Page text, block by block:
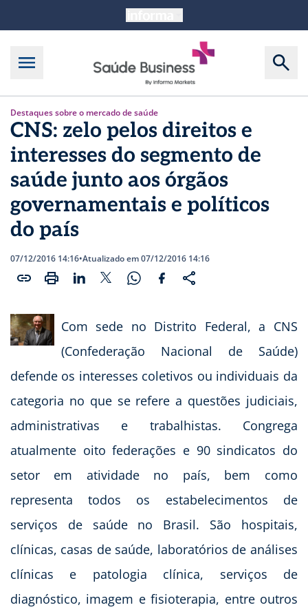
Destaques sobre o mercado de saúde
CNS: zelo pelos direitos e
interesses do segmento de
saúde junto aos órgãos
governamentais e políticos
do país
07/12/2016 14:16•Atualizado em 07/12/2016 14:16
Com sede no Distrito Federal, a CNS
(Confederação Nacional de Saúde)
defende os interesses coletivos ou individuais da
categoria no que se refere a questões judiciais,
administrativas e trabalhistas. Congrega
atualmente oito federações e 90 sindicatos do
setor em atividade no país, bem como
representa todos os estabelecimentos de
serviços de saúde no Brasil. São hospitais,
clínicas, casas de saúde, laboratórios de análises
clínicas e patologia clínica, serviços de
diagnóstico, imagem e fisioterapia, entre outros